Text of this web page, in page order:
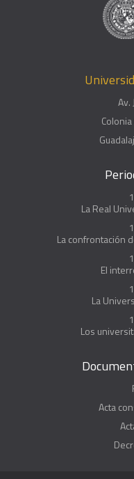
Av.
La Real
La confrontación
El
La
Los
Acta